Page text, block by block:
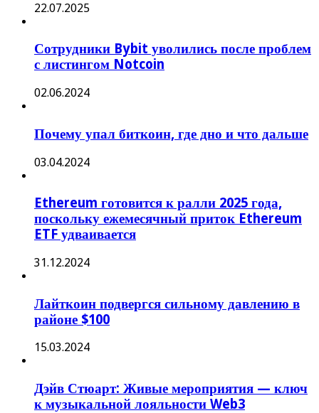
22.07.2025
Сотрудники Bybit уволились после проблем
с листингом Notcoin
02.06.2024
Почему упал биткоин, где дно и что дальше
03.04.2024
Ethereum готовится к ралли 2025 года,
поскольку ежемесячный приток Ethereum
ETF удваивается
31.12.2024
Лайткоин подвергся сильному давлению в
районе $100
15.03.2024
Дэйв Стюарт: Живые мероприятия — ключ
к музыкальной лояльности Web3